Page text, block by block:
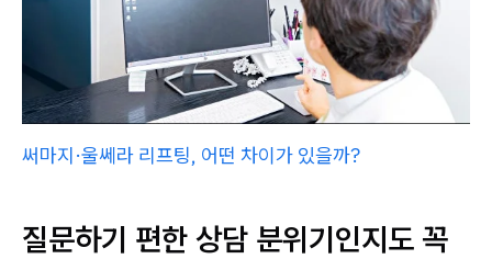
써마지·울쎄라 리프팅, 어떤 차이가 있을까?
질문하기 편한 상담 분위기인지도 꼭